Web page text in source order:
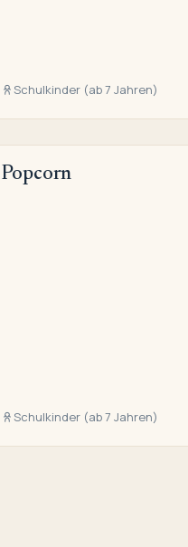
Schulkinder (ab 7 Jahren)
KNABBEREIEN/NASCHEREIEN
Popcorn
Schulkinder (ab 7 Jahren)